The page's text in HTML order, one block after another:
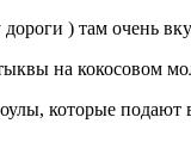
дороги ) там очень
на кокосовом
которые подают